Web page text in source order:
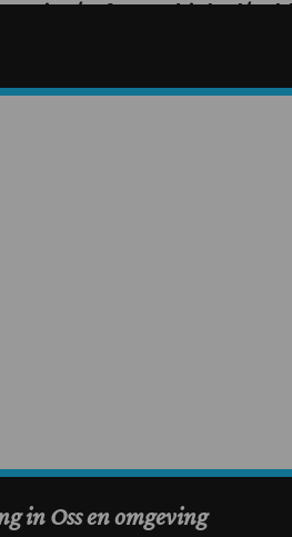
tofasttodrink.nl/